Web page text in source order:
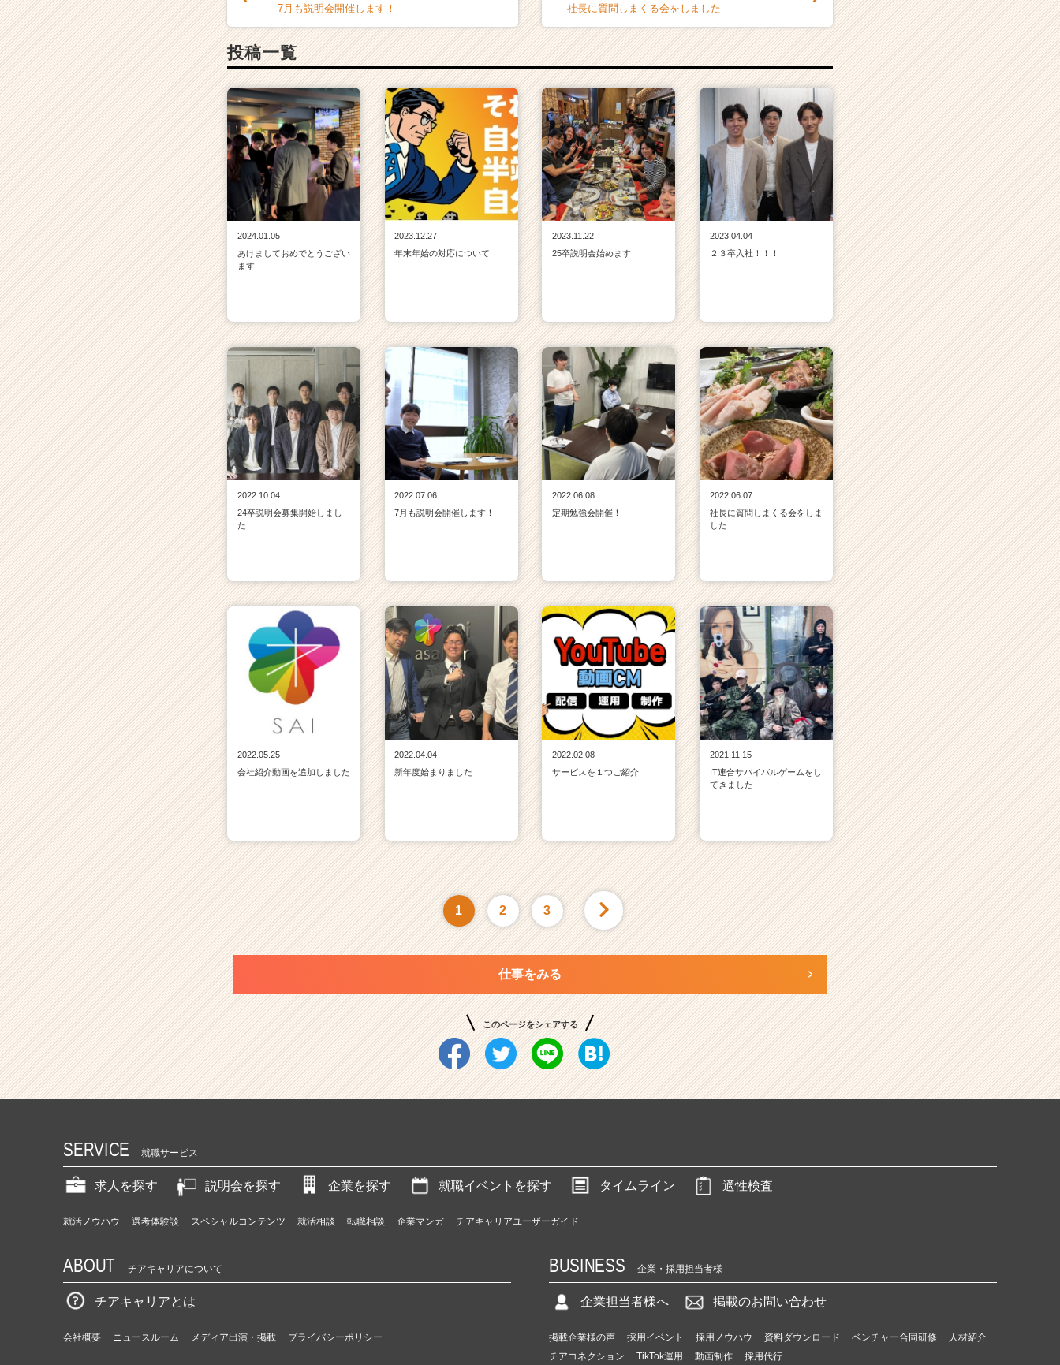
7月も説明会開催します！ 社長に質問しまくる会をしました
投稿一覧
2024.01.05
あけましておめでとうござい
ます
2023.12.27
年末年始の対応について
2023.11.22
25卒説明会始めます
2023.04.04
２３卒入社！！！
2022.10.04
24卒説明会募集開始しまし
た
2022.07.06
7月も説明会開催します！
2022.06.08
定期勉強会開催！
2022.06.07
社長に質問しまくる会をしま
した
2022.05.25
会社紹介動画を追加しました
2022.04.04
新年度始まりました
2022.02.08
サービスを１つご紹介
2021.11.15
IT連合サバイバルゲームをし
てきました
1 2 3
仕事をみる
このページをシェアする
SERVICE 就職サービス
求人を探す 説明会を探す 企業を探す 就職イベントを探す タイムライン 適性検査
就活ノウハウ 選考体験談 スペシャルコンテンツ 就活相談 転職相談 企業マンガ チアキャリアユーザーガイド
ABOUT チアキャリアについて
チアキャリアとは
会社概要 ニュースルーム メディア出演・掲載 プライバシーポリシー
BUSINESS 企業・採用担当者様
企業担当者様へ 掲載のお問い合わせ
掲載企業様の声 採用イベント 採用ノウハウ 資料ダウンロード ベンチャー合同研修
人材紹介
チアコネクション
TikTok運用 動画制作 採用代行